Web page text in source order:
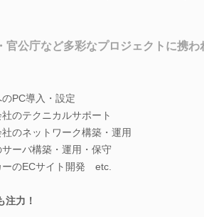
官公庁など多彩なプロジェクトに携わ
PC導入・設定
のテクニカルサポート
のネットワーク構築・運用
ーバ構築・運用・保守
のECサイト開発 etc.
力！